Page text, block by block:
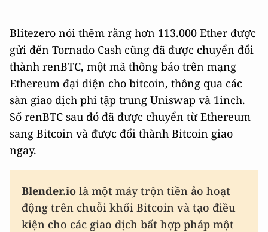
Blitezero nói thêm rằng hơn 113.000 Ether được
gửi đến Tornado Cash cũng đã được chuyển đổi
thành renBTC, một mã thông báo trên mạng
Ethereum đại diện cho bitcoin, thông qua các
sàn giao dịch phi tập trung Uniswap và 1inch.
Số renBTC sau đó đã được chuyển từ Ethereum
sang Bitcoin và được đổi thành Bitcoin giao
ngay.
Blender.io là một máy trộn tiền ảo hoạt
động trên chuỗi khối Bitcoin và tạo điều
kiện cho các giao dịch bất hợp pháp một